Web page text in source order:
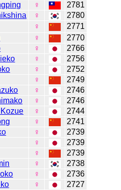
♀
2781
♀
2780
♀
2771
♀
2770
♀
2766
♀
2756
♀
2752
♀
2749
♀
2746
♀
2746
♀
2744
♀
2741
♀
2739
♀
2739
♀
2739
♀
2738
♀
2736
♀
2727